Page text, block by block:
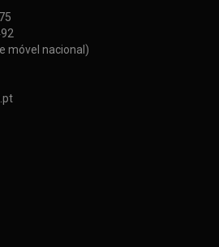
móvel nacional)